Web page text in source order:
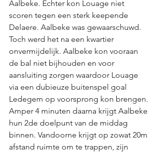
Aalbeke. Echter kon Louage niet
scoren tegen een sterk keepende
Delaere. Aalbeke was gewaarschuwd.
Toch werd het na een kwartier
onvermijdelijk. Aalbeke kon vooraan
de bal niet bijhouden en voor
aansluiting zorgen waardoor Louage
via een dubieuze buitenspel goal
Ledegem op voorsprong kon brengen.
Amper 4 minuten daarna krijgt Aalbeke
hun 2de doelpunt van de middag
binnen. Vandoorne krijgt op zowat 20m
afstand ruimte om te trappen, zijn